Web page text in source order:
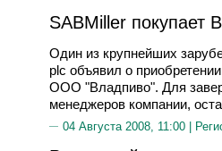
SABMiller покупает
Один из крупнейших
plc объявил о
ООО "Владпиво". Для
менеджеров компании,
04 Августа 2008, 11:00 |